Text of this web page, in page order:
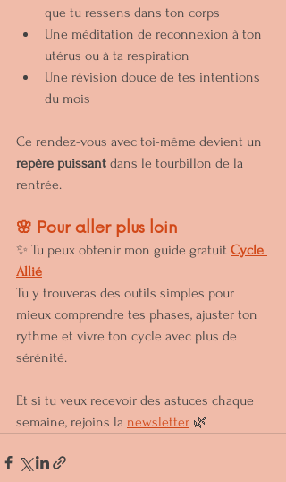
que tu ressens dans ton corps
Une méditation de reconnexion à ton
utérus ou à ta respiration
Une révision douce de tes intentions
du mois
Ce rendez-vous avec toi-même devient un
repère puissant dans le tourbillon de la
rentrée.
🌸 Pour aller plus loin
✨ Tu peux obtenir mon guide gratuit Cycle
Allié
Tu y trouveras des outils simples pour
mieux comprendre tes phases, ajuster ton
rythme et vivre ton cycle avec plus de
sérénité.
Et si tu veux recevoir des astuces chaque
semaine, rejoins la newsletter 🌿